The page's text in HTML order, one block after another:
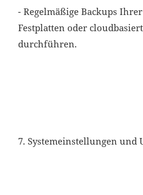
- Regelmäßige Backups
Festplatten oder
durchführen.
7. Systemeinstellungen und